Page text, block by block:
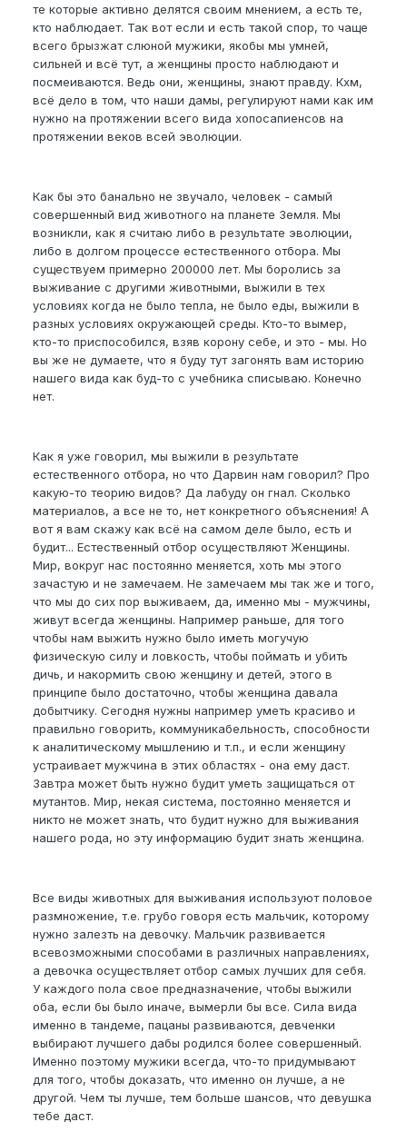
те которые активно делятся своим мнением, а есть те,
кто наблюдает. Так вот если и есть такой спор, то чаще
всего брызжат слюной мужики, якобы мы умней,
сильней и всё тут, а женщины просто наблюдают и
посмеиваются. Ведь они, женщины, знают правду. Кхм,
всё дело в том, что наши дамы, регулируют нами как им
нужно на протяжении всего вида хопосапиенсов на
протяжении веков всей эволюции.
Как бы это банально не звучало, человек - самый
совершенный вид животного на планете Земля. Мы
возникли, как я считаю либо в результате эволюции,
либо в долгом процессе естественного отбора. Мы
существуем примерно 200000 лет. Мы боролись за
выживание с другими животными, выжили в тех
условиях когда не было тепла, не было еды, выжили в
разных условиях окружающей среды. Кто-то вымер,
кто-то приспособился, взяв корону себе, и это - мы. Но
вы же не думаете, что я буду тут загонять вам историю
нашего вида как буд-то с учебника списываю. Конечно
нет.
Как я уже говорил, мы выжили в результате
естественного отбора, но что Дарвин нам говорил? Про
какую-то теорию видов? Да лабуду он гнал. Сколько
материалов, а все не то, нет конкретного объяснения! А
вот я вам скажу как всё на самом деле было, есть и
будит... Естественный отбор осуществляют Женщины.
Мир, вокруг нас постоянно меняется, хоть мы этого
зачастую и не замечаем. Не замечаем мы так же и того,
что мы до сих пор выживаем, да, именно мы - мужчины,
живут всегда женщины. Например раньше, для того
чтобы нам выжить нужно было иметь могучую
физическую силу и ловкость, чтобы поймать и убить
дичь, и накормить свою женщину и детей, этого в
принципе было достаточно, чтобы женщина давала
добытчику. Сегодня нужны например уметь красиво и
правильно говорить, коммуникабельность, способности
к аналитическому мышлению и т.п., и если женщину
устраивает мужчина в этих областях - она ему даст.
Завтра может быть нужно будит уметь защищаться от
мутантов. Мир, некая система, постоянно меняется и
никто не может знать, что будит нужно для выживания
нашего рода, но эту информацию будит знать женщина.
Все виды животных для выживания используют половое
размножение, т.е. грубо говоря есть мальчик, которому
нужно залезть на девочку. Мальчик развивается
всевозможными способами в различных направлениях,
а девочка осуществляет отбор самых лучших для себя.
У каждого пола свое предназначение, чтобы выжили
оба, если бы было иначе, вымерли бы все. Сила вида
именно в тандеме, пацаны развиваются, девченки
выбирают лучшего дабы родился более совершенный.
Именно поэтому мужики всегда, что-то придумывают
для того, чтобы доказать, что именно он лучше, а не
другой. Чем ты лучше, тем больше шансов, что девушка
тебе даст.